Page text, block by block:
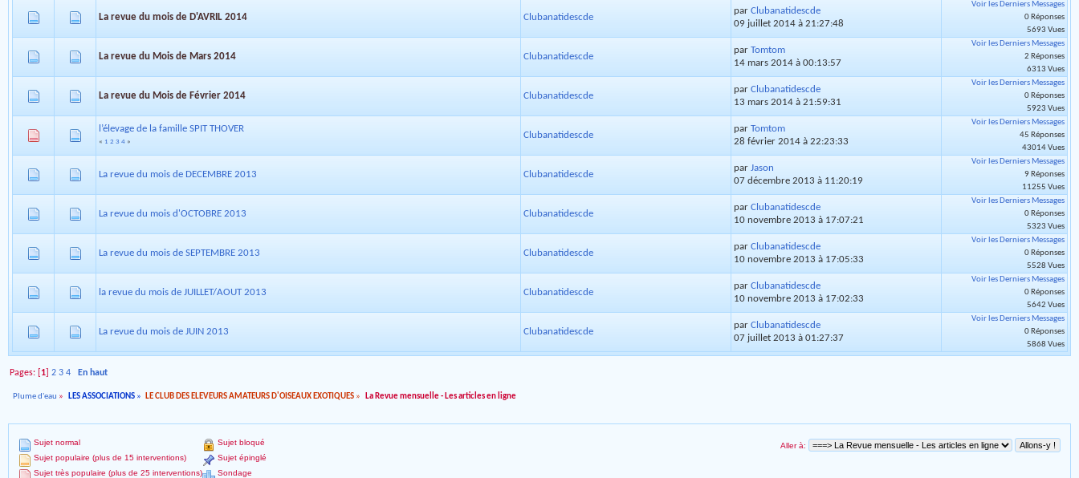
La revue du mois de D'AVRIL 2014 Clubanatidescde
par Clubanatidescde
09 juillet 2014 à 21:27:48
Voir les Derniers Messages
0 Réponses
5693 Vues
La revue du Mois de Mars 2014 Clubanatidescde
par Tomtom
14 mars 2014 à 00:13:57
Voir les Derniers Messages
2 Réponses
6313 Vues
La revue du Mois de Février 2014 Clubanatidescde
par Clubanatidescde
13 mars 2014 à 21:59:31
Voir les Derniers Messages
0 Réponses
5923 Vues
l’élevage de la famille SPIT THOVER
« 1 2 3 4 »
Clubanatidescde
par Tomtom
28 février 2014 à 22:23:33
Voir les Derniers Messages
45 Réponses
43014 Vues
La revue du mois de DECEMBRE 2013 Clubanatidescde
par Jason
07 décembre 2013 à 11:20:19
Voir les Derniers Messages
9 Réponses
11255 Vues
La revue du mois d'OCTOBRE 2013 Clubanatidescde
par Clubanatidescde
10 novembre 2013 à 17:07:21
Voir les Derniers Messages
0 Réponses
5323 Vues
La revue du mois de SEPTEMBRE 2013 Clubanatidescde
par Clubanatidescde
10 novembre 2013 à 17:05:33
Voir les Derniers Messages
0 Réponses
5528 Vues
la revue du mois de JUILLET/AOUT 2013 Clubanatidescde
par Clubanatidescde
10 novembre 2013 à 17:02:33
Voir les Derniers Messages
0 Réponses
5642 Vues
La revue du mois de JUIN 2013 Clubanatidescde
par Clubanatidescde
07 juillet 2013 à 01:27:37
Voir les Derniers Messages
0 Réponses
5868 Vues
Pages: [ 1 ]2 3 4 En haut
Plume d'eau » LES ASSOCIATIONS» LE CLUB DES ELEVEURS AMATEURS D'OISEAUX EXOTIQUES » La Revue mensuelle - Les articles en ligne
Aller à:
Sujet normal
Sujet populaire (plus de 15 interventions)
Sujet très populaire (plus de 25 interventions)
Sujet bloqué
Sujet épinglé
Sondage